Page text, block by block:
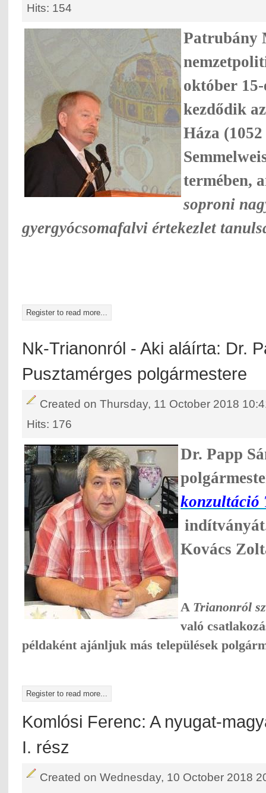
Hits: 154
Patrubány
október
kezdődik
Háza
termében,
soproni
gyergyócsomafalvi értekezlet
Register to read more...
Nk-Trianonról - Aki aláírta: Dr.
Pusztamérges polgármestere
Created on Thursday, 11 October 2018
Hits: 176
Dr. Papp
Kovács
A Trianonról
való
példaként ajánljuk más települések
Register to read more...
Komlósi Ferenc: A nyugat-
I. rész
Created on Wednesday, 10 October 2018